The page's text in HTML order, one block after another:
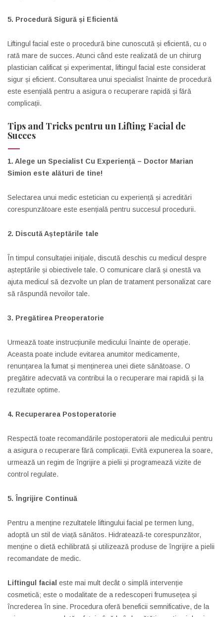
5. Procedură Sigură și Eficientă
Liftingul facial este o procedură bine cunoscută și eficientă, cu o
rată mare de succes. Atunci când este realizată de un chirurg
plastician calificat și experimentat, liftingul facial este considerat
sigur și eficient. Consultarea unui specialist înainte de procedură
este esențială pentru a asigura o recuperare rapidă și fără
complicații.
Tips and Tricks pentru un Lifting Facial de
Succes
1. Alege un Specialist Cu Experiență – Doctor Marian
Simion este alături de tine!
Selectarea unui medic estetician cu experiență și acreditări
corespunzătoare este esențială pentru succesul procedurii.
2. Discută Așteptările tale
În timpul consultației inițiale, discută deschis cu medicul despre
așteptările și obiectivele tale. O comunicare clară și onestă va
ajuta medicul să dezvolte un plan de tratament personalizat care
să răspundă nevoilor tale.
3. Pregătirea Preoperatorie
Urmează toate instrucțiunile medicului înainte de operație.
Aceasta poate include evitarea anumitor medicamente,
renunțarea la fumat și menținerea unei diete sănătoase. O
pregătire adecvată va contribui la o recuperare mai rapidă și la
rezultate optime.
4. Recuperarea Postoperatorie
Respectă toate recomandările postoperatorii ale medicului pentru
a asigura o recuperare fără complicații. Evită expunerea la soare,
urmează un regim de îngrijire a pielii și programează vizite de
control regulate.
5. Îngrijire Continuă
Pentru a menține rezultatele liftingului facial pe termen lung,
adoptă un stil de viață sănătos. Hidratează-te corespunzător,
menține o dietă echilibrată și utilizează produse de îngrijire a pielii
recomandate de medic.
Liftingul facial este mai mult decât o simplă intervenție
cosmetică; este o modalitate de a redescoperi frumusețea și
încrederea în sine. Procedura oferă beneficii semnificative, de la